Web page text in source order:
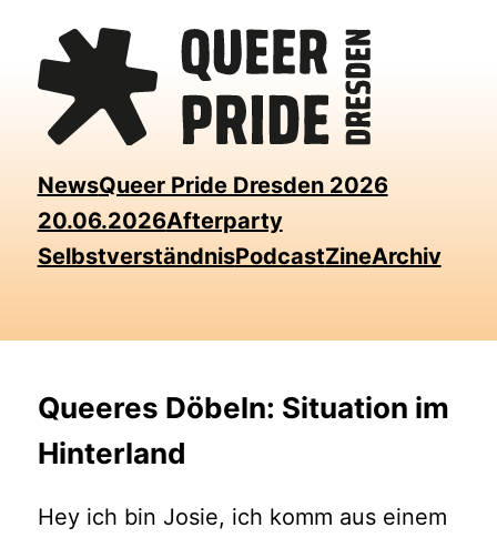
content
NewsQueer Pride Dresden 2026
20.06.2026Afterparty
SelbstverständnisPodcastZineArchiv
Queeres Döbeln: Situation im
Hinterland
Hey ich bin Josie, ich komm aus einem